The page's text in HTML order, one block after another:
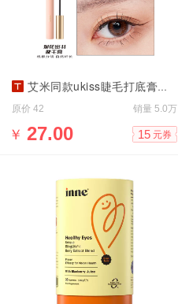
艾米同款ukiss睫毛打底膏一支
原价 42 销量 5.0万
￥ 27.00 15 元券